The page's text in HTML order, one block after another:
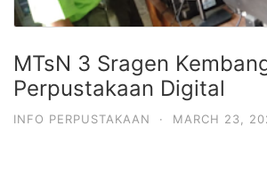
MTsN 3 Sragen
Perpustakaan Digital
INFO PERPUSTAKAAN · MARCH 23,